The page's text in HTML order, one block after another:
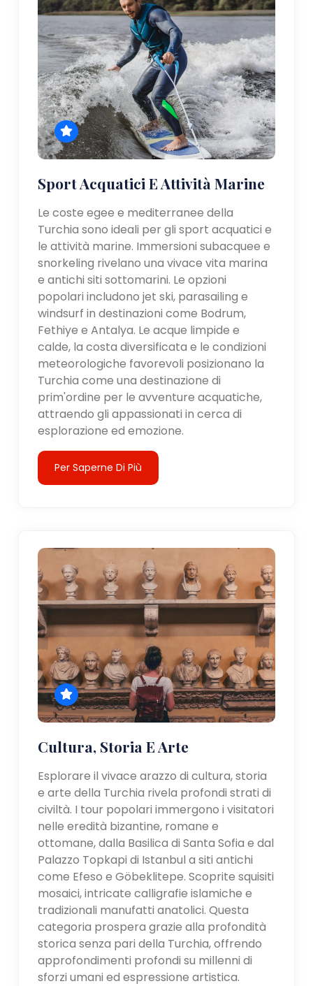
Sport Acquatici E Attività Marine
Le coste egee e mediterranee della
Turchia sono ideali per gli sport acquatici e
le attività marine. Immersioni subacquee e
snorkeling rivelano una vivace vita marina
e antichi siti sottomarini. Le opzioni
popolari includono jet ski, parasailing e
windsurf in destinazioni come Bodrum,
Fethiye e Antalya. Le acque limpide e
calde, la costa diversificata e le condizioni
meteorologiche favorevoli posizionano la
Turchia come una destinazione di
prim'ordine per le avventure acquatiche,
attraendo gli appassionati in cerca di
esplorazione ed emozione.
Per Saperne Di Più
Cultura, Storia E Arte
Esplorare il vivace arazzo di cultura, storia
e arte della Turchia rivela profondi strati di
civiltà. I tour popolari immergono i visitatori
nelle eredità bizantine, romane e
ottomane, dalla Basilica di Santa Sofia e dal
Palazzo Topkapi di Istanbul a siti antichi
come Efeso e Göbeklitepe. Scoprite squisiti
mosaici, intricate calligrafie islamiche e
tradizionali manufatti anatolici. Questa
categoria prospera grazie alla profondità
storica senza pari della Turchia, offrendo
approfondimenti profondi su millenni di
sforzi umani ed espressione artistica.